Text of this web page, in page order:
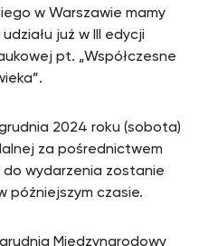
w Warszawie mamy
już w III edycji
pt. „Współczesne
2024 roku (sobota)
za pośrednictwem
wydarzenia zostanie
późniejszym czasie.
Międzynarodowy